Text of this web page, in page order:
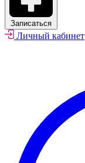
Записаться
Личный кабинет